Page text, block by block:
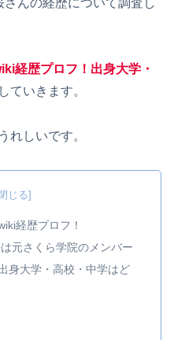
経歴プロフ！出身大学・
ていきます。
れしいです。
経歴プロフ！
元さくら学院のメンバー
身大学・高校・中学はど